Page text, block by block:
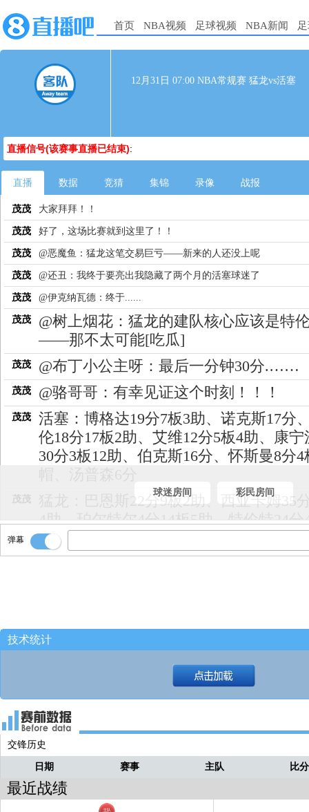
首页 NBA视频 足球视频 NBA新闻
12月31日 07:00 NBA常规赛 猛龙vs活塞
直播信号(该赛事直播已结束):
直播 数据 竞猜 集锦 录像 战报
茂茂 大家拜拜！！
茂茂 好了，这场比赛就到这里了！！
茂茂 @恶魔鱼：猛龙这笔交易巨亏——新来的人还没上呢
茂茂 @还丑：我终于要亮出我隐藏了两个月的活塞球迷了
茂茂 @伊克纳瓦德：终于......
茂茂
@树上烟花：猛龙的建队核心应该是特
——那不太可能[吃瓜]
茂茂 @布丁小公主呀：最后一分钟30分.……
茂茂 @骆哥哥：有幸见证这个时刻！！！
茂茂
活塞：博格达19分7板3助、诺克斯17分
伦18分17板2助、艾维12分5板4助、康宁
30分3板12助、伯克斯16分、怀斯曼8分4
茂茂
猛龙：巴恩斯22分9板2助、西亚卡姆35
4助、珀尔特尔4分14板5助、特伦特24分
断、施罗德30分9助、布歇4分、赛迪斯-
分2断
一直没有放弃！！！！
茂茂
活塞拿到了他们本赛季的第三
茂茂 2分险胜猛龙！！！！！
茂茂 结束了28连败！！！不容易！！！！
茂茂 活塞终于！！！
结束了！！结束了！！！
球迷房间 彩民房间
弹幕
技术统计
交锋历史
日期 赛事 主队 比分
最近战绩